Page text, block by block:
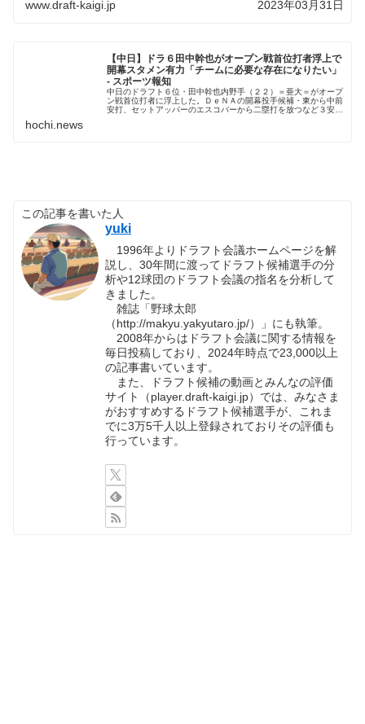
www.draft-kaigi.jp 2023年03月31日
【中日】ドラ６田中幹也がオープン戦首位打者浮上で
開幕スタメン有力「チームに必要な存在になりたい」
- スポーツ報知
中日のドラフト６位・田中幹也内野手（２２）＝亜大＝がオープ
ン戦首位打者に浮上した。ＤｅＮＡの開幕投手候補・東から中前
安打、セットアッパーのエスコバーから二塁打を放つなど３安
hochi.news
この記事を書いた人
yuki
1996年よりドラフト会議ホームページを解
説し、30年間に渡ってドラフト候補選手の分
析や12球団のドラフト会議の指名を分析して
きました。
雑誌「野球太郎
（http://makyu.yakyutaro.jp/）」にも執筆。
2008年からはドラフト会議に関する情報を
毎日投稿しており、2024年時点で23,000以上
の記事書いています。
また、ドラフト候補の動画とみんなの評価
サイト（player.draft-kaigi.jp）では、みなさま
がおすすめするドラフト候補選手が、これま
でに3万5千人以上登録されておりその評価も
行っています。